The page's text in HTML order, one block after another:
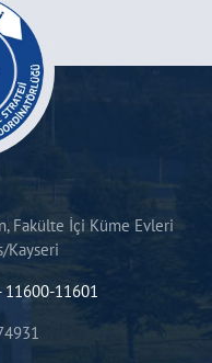
Fakülte İçi Küme Evleri
Kayseri
11600-11601